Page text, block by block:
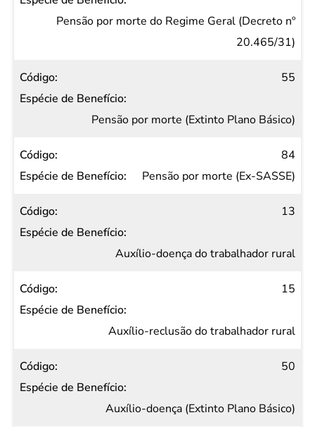
Pensão por morte do Regime Geral (Decreto nº
20.465/31)
55
Pensão por morte (Extinto Plano Básico)
84
Pensão por morte (Ex-SASSE)
13
Auxílio-doença do trabalhador rural
15
Auxílio-reclusão do trabalhador rural
50
Auxílio-doença (Extinto Plano Básico)